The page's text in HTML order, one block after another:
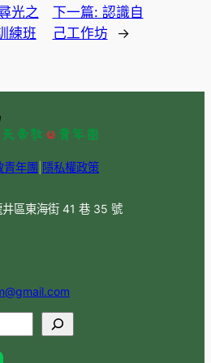
尋光之
練班
下一篇: 認識自
己工作坊
→
青年團 隱私權政策
區東海街 41 巷 35 號